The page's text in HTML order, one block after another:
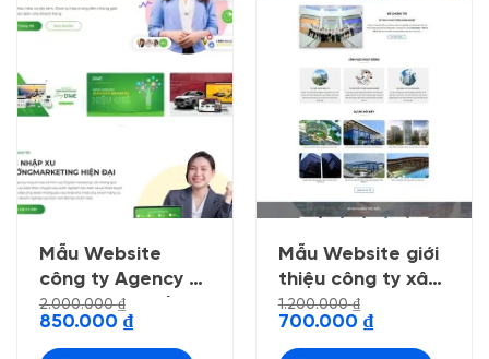
Mẫu Website
công ty Agency 3,
Marketing Online
03 (fix 12/2023 )
2.000.000₫
Giá
là:
850.000 ₫Giá
hiện
tại
Mẫu Website giới
thiệu công ty xây
dựng 4
1.200.000₫
Giá
là:
700.000 ₫Giá
hiện
tại